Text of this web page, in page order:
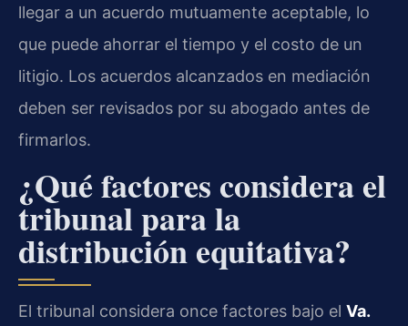
llegar a un acuerdo mutuamente aceptable, lo
que puede ahorrar el tiempo y el costo de un
litigio. Los acuerdos alcanzados en mediación
deben ser revisados por su abogado antes de
firmarlos.
¿Qué factores considera el
tribunal para la
distribución equitativa?
El tribunal considera once factores bajo el Va.